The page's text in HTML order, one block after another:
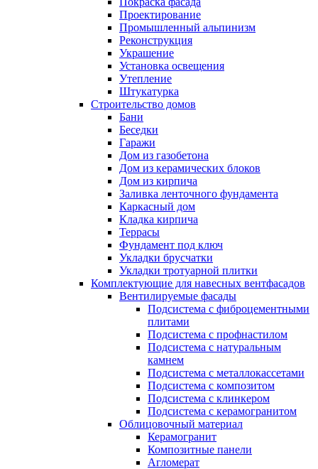
Проектирование
Промышленный альпинизм
Реконструкция
Украшение
Установка освещения
Утепление
Штукатурка
Строительство домов
Бани
Беседки
Гаражи
Дом из газобетона
Дом из керамических блоков
Дом из кирпича
Заливка ленточного фундамента
Каркасный дом
Кладка кирпича
Террасы
Фундамент под ключ
Укладки брусчатки
Укладки тротуарной плитки
Комплектующие для навесных вентфасадов
Вентилируемые фасады
Подсистема с фиброцементными
плитами
Подсистема с профнастилом
Подсистема с натуральным
камнем
Подсистема с металлокассетами
Подсистема с композитом
Подсистема с клинкером
Подсистема с керамогранитом
Облицовочный материал
Керамогранит
Композитные панели
Агломерат